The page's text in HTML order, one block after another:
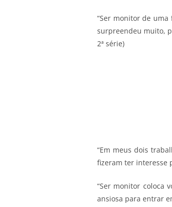
“Ser monitor de
surpreendeu muito,
2ª série)
“Em meus dois
fizeram ter interesse
“Ser monitor coloca
ansiosa para entrar